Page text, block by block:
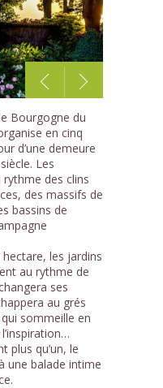
carnet
1 /9
Bourgogne du
en cinq
d’une demeure
Les
rythme des clins
des massifs de
bassins de
les jardins
au rythme de
ses
au grés
sommeille en
plus qu’un, le
une balade intime